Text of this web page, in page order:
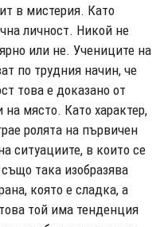
в мистерия. Като
личност. Никой не
или не. Учениците на
по трудния начин, че
това е доказано от
място. Като характер,
ролята на първичен
ситуациите, в които се
така изобразява
която е сладка, а
той има тенденция